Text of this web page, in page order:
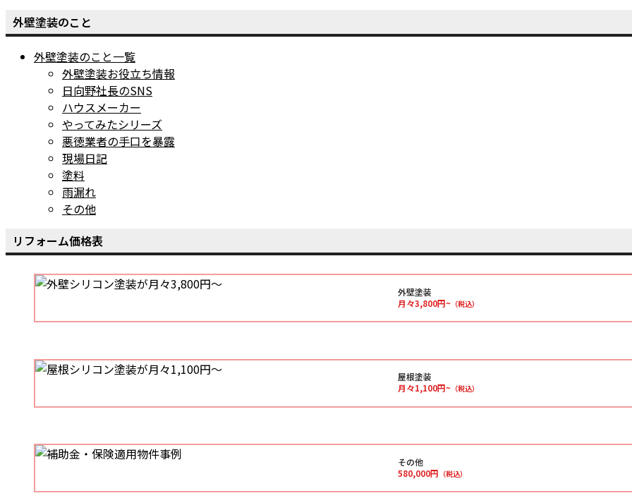
外壁塗装のこと
外壁塗装のこと一覧
外壁塗装お役立ち情報
日向野社長のSNS
ハウスメーカー
やってみたシリーズ
悪徳業者の手口を暴露
現場日記
塗料
雨漏れ
その他
リフォーム価格表
外壁塗装
月々3,800円~（税込）
屋根塗装
月々1,100円~（税込）
その他
580,000円 （税込）